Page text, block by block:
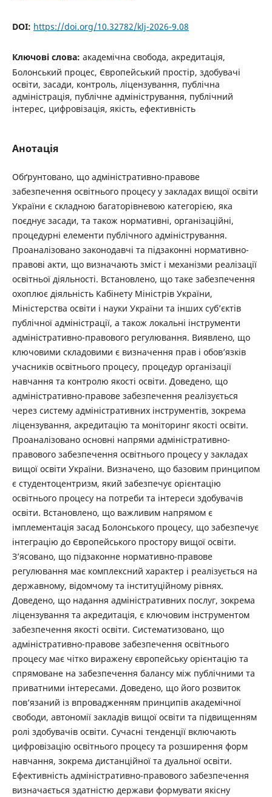
DOI: https://doi.org/10.32782/klj-2026-9.08
Ключові слова: академічна свобода, акредитація,
Болонський процес, Європейський простір, здобувачі
освіти, засади, контроль, ліцензування, публічна
адміністрація, публічне адміністрування, публічний
інтерес, цифровізація, якість, ефективність
Анотація
Обґрунтовано, що адміністративно-правове
забезпечення освітнього процесу у закладах вищої освіти
України є складною багаторівневою категорією, яка
поєднує засади, та також нормативні, організаційні,
процедурні елементи публічного адміністрування.
Проаналізовано законодавчі та підзаконні нормативно-
правові акти, що визначають зміст і механізми реалізації
освітньої діяльності. Встановлено, що таке забезпечення
охоплює діяльність Кабінету Міністрів України,
Міністерства освіти і науки України та інших суб’єктів
публічної адміністрації, а також локальні інструменти
адміністративно-правового регулювання. Виявлено, що
ключовими складовими є визначення прав і обов’язків
учасників освітнього процесу, процедур організації
навчання та контролю якості освіти. Доведено, що
адміністративно-правове забезпечення реалізується
через систему адміністративних інструментів, зокрема
ліцензування, акредитацію та моніторинг якості освіти.
Проаналізовано основні напрями адміністративно-
правового забезпечення освітнього процесу у закладах
вищої освіти України. Визначено, що базовим принципом
є студентоцентризм, який забезпечує орієнтацію
освітнього процесу на потреби та інтереси здобувачів
освіти. Встановлено, що важливим напрямом є
імплементація засад Болонського процесу, що забезпечує
інтеграцію до Європейського простору вищої освіти.
З’ясовано, що підзаконне нормативно-правове
регулювання має комплексний характер і реалізується на
державному, відомчому та інституційному рівнях.
Доведено, що надання адміністративних послуг, зокрема
ліцензування та акредитація, є ключовим інструментом
забезпечення якості освіти. Систематизовано, що
адміністративно-правове забезпечення освітнього
процесу має чітко виражену європейську орієнтацію та
спрямоване на забезпечення балансу між публічними та
приватними інтересами. Доведено, що його розвиток
пов’язаний із впровадженням принципів академічної
свободи, автономії закладів вищої освіти та підвищенням
ролі здобувачів освіти. Сучасні тенденції включають
цифровізацію освітнього процесу та розширення форм
навчання, зокрема дистанційної та дуальної освіти.
Ефективність адміністративно-правового забезпечення
визначається здатністю держави формувати якісну